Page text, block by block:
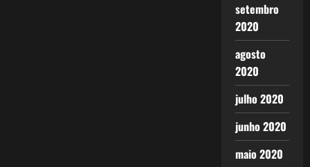
setembro
2020
agosto
2020
julho 2020
junho 2020
maio 2020